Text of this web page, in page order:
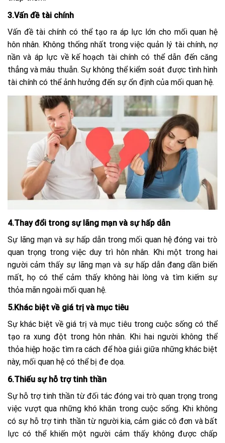
3.Vấn đề tài chính
Vấn đề tài chính có thể tạo ra áp lực lớn cho mối quan hệ
hôn nhân. Không thống nhất trong việc quản lý tài chính, nợ
nần và áp lực về kế hoạch tài chính có thể dẫn đến căng
thẳng và mâu thuẫn. Sự không thể kiểm soát được tình hình
tài chính có thể ảnh hưởng đến sự ổn định của mối quan hệ.
4.Thay đổi trong sự lãng mạn và sự hấp dẫn
Sự lãng mạn và sự hấp dẫn trong mối quan hệ đóng vai trò
quan trọng trong việc duy trì hôn nhân. Khi một trong hai
người cảm thấy sự lãng mạn và sự hấp dẫn đang dần biến
mất, họ có thể cảm thấy không hài lòng và tìm kiếm sự
thỏa mãn ngoài mối quan hệ.
5.Khác biệt về giá trị và mục tiêu
Sự khác biệt về giá trị và mục tiêu trong cuộc sống có thể
tạo ra xung đột trong hôn nhân. Khi hai người không thể
thỏa hiệp hoặc tìm ra cách để hòa giải giữa những khác biệt
này, mối quan hệ có thể bị đe dọa.
6.Thiếu sự hỗ trợ tinh thần
Sự hỗ trợ tinh thần từ đối tác đóng vai trò quan trọng trong
việc vượt qua những khó khăn trong cuộc sống. Khi không
có sự hỗ trợ tinh thần từ người kia, cảm giác cô đơn và bất
lực có thể khiến một người cảm thấy không được chấp